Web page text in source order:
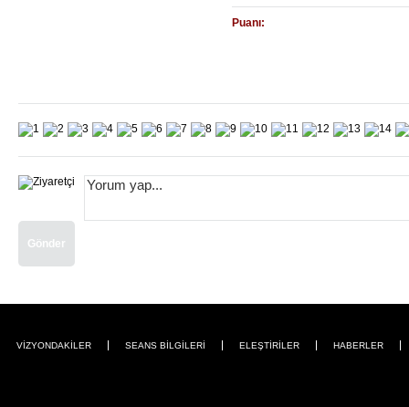
Puanı:
Gönder
VİZYONDAKİLER SEANS BİLGİLERİ ELEŞTİRİLER HABERLER